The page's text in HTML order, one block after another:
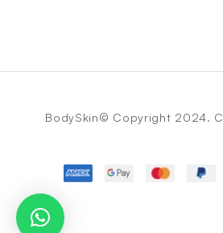
BodySkin© Copyright 2024.